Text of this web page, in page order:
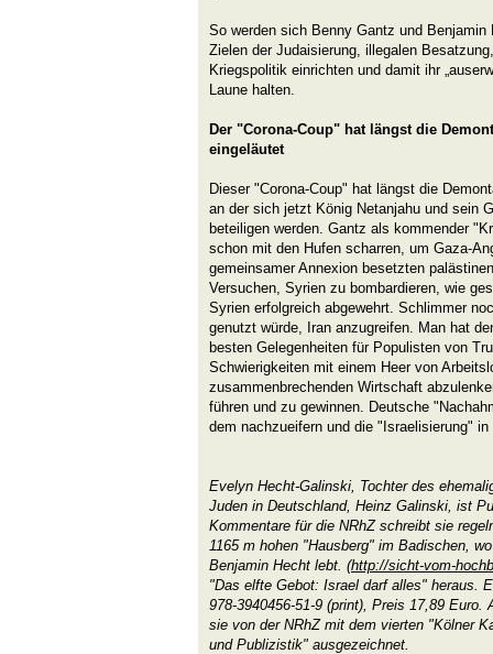
So werden sich Benny Gantz und
Zielen der Judaisierung, illegalen
Kriegspolitik einrichten und damit ihr
Laune halten.
Der "Corona-Coup" hat längst die
eingeläutet
Dieser "Corona-Coup" hat längst die
an der sich jetzt König Netanjahu und sein
beteiligen werden. Gantz als kommender
schon mit den Hufen scharren, um Gaza-
gemeinsamer Annexion besetzten
Versuchen, Syrien zu bombardieren, wie
Syrien erfolgreich abgewehrt. Schlimmer
genutzt würde, Iran anzugreifen. Man hat
besten Gelegenheiten für Populisten von
Schwierigkeiten mit einem Heer von
zusammenbrechenden Wirtschaft
führen und zu gewinnen. Deutsche
dem nachzueifern und die "Israelisierung"
Evelyn Hecht-Galinski, Tochter des
Juden in Deutschland, Heinz Galinski, ist
Kommentare für die NRhZ schreibt sie
1165 m hohen "Hausberg" im Badischen,
Benjamin Hecht lebt. (http://sicht-vom-
"Das elfte Gebot: Israel darf alles" heraus.
978-3940456-51-9 (print), Preis 17,89 Euro.
sie von der NRhZ mit dem vierten "Kölner
und Publizistik" ausgezeichnet.